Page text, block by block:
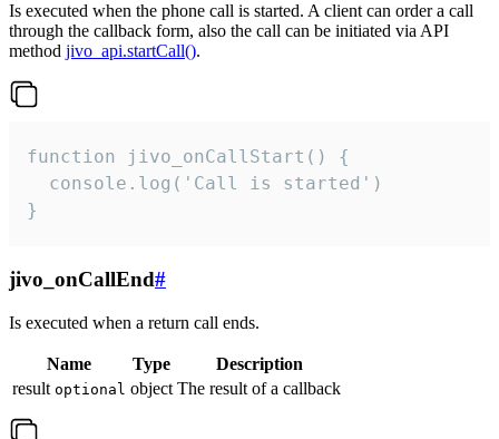
Is executed when the phone call is started. A client can order a call
through the callback form, also the call can be initiated via API
method jivo_api.startCall().
function jivo_onCallStart() {
  console.log('Call is started')
}
jivo_onCallEnd#
Is executed when a return call ends.
Name Type
Description
result optional object The result of a callback